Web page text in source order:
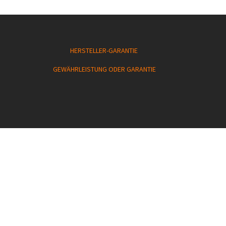
HERSTELLER-GARANTIE
GEWÄHRLEISTUNG ODER GARANTIE